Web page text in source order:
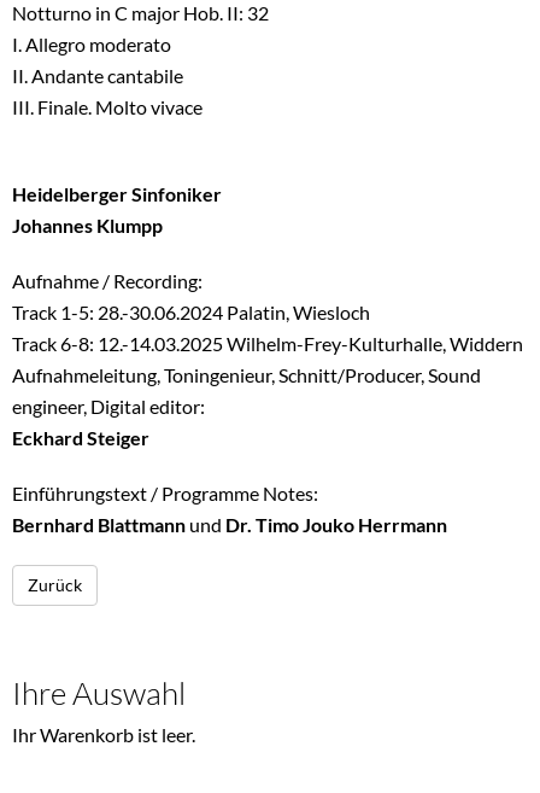
Notturno in C major Hob. II: 32
I. Allegro moderato
II. Andante cantabile
III. Finale. Molto vivace
Heidelberger Sinfoniker
Johannes Klumpp
Aufnahme / Recording:
Track 1-5: 28.-30.06.2024 Palatin, Wiesloch
Track 6-8: 12.-14.03.2025 Wilhelm-Frey-Kulturhalle, Widdern
Aufnahmeleitung, Toningenieur, Schnitt/Producer, Sound
engineer, Digital editor:
Eckhard Steiger
Einführungstext / Programme Notes:
Bernhard Blattmann und Dr. Timo Jouko Herrmann
Zurück
Ihre Auswahl
Ihr Warenkorb ist leer.